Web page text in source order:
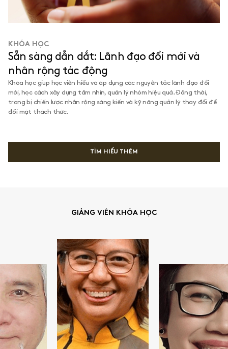
Sẵn sàng dẫn dắt: Lãnh đạo đổi mới và
nhân rộng tác động
KHÓA HỌC
Khóa học giúp học viên hiểu và áp dụng các nguyên tắc lãnh đạo đổi
mới, học cách xây dựng tầm nhìn, quản lý nhóm hiệu quả. Đồng thời,
trang bị chiến lược nhân rộng sáng kiến và kỹ năng quản lý thay đổi để
đối mặt thách thức.
TÌM HIỂU THÊM
GIẢNG VIÊN KHÓA HỌC